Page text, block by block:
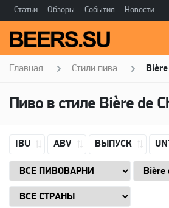
Статьи Обзоры События Новости
Главная Стили пива
IBU ABV ВЫПУСК